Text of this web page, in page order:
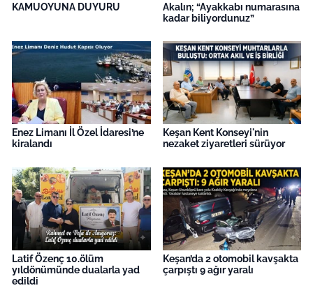
KAMUOYUNA DUYURU
Akalın; “Ayakkabı numarasına
kadar biliyordunuz”
Enez Limanı İl Özel İdaresi’ne
kiralandı
Keşan Kent Konseyi'nin
nezaket ziyaretleri sürüyor
Latif Özenç 10.ölüm
yıldönümünde dualarla yad
edildi
Keşan’da 2 otomobil kavşakta
çarpıştı 9 ağır yaralı